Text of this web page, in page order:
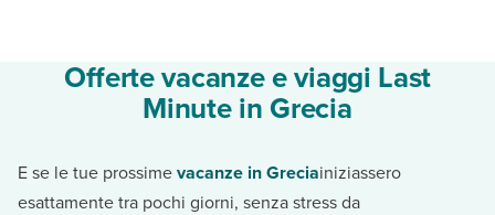
Offerte vacanze e viaggi Last
Minute in Grecia
E se le tue prossimevacanze in Greciainiziassero
esattamente tra pochi giorni, senza stress da